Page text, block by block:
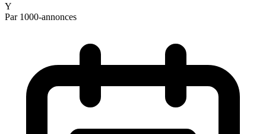
Y
Par 1000-annonces